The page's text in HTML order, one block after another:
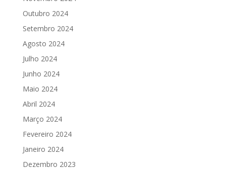
Outubro 2024
Setembro 2024
Agosto 2024
Julho 2024
Junho 2024
Maio 2024
Abril 2024
Março 2024
Fevereiro 2024
Janeiro 2024
Dezembro 2023